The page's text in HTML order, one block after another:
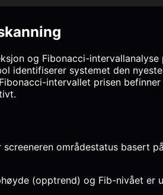
og Fibonacci-
identifiserer systemet den
intervallet prisen
områdestatus basert
(opptrend) og Fib-nivået er